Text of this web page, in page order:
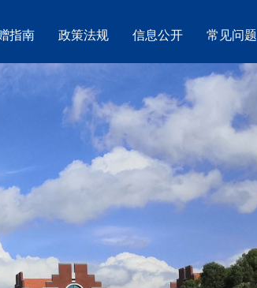
指南 政策法规 信息公开 常见问题